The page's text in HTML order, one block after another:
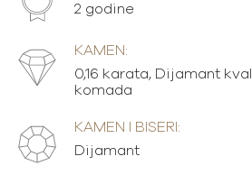
2 godine
KAMEN:
0,16 karata, Dijamant
komada
KAMEN I BISERI:
Dijamant